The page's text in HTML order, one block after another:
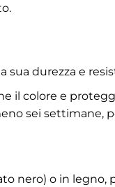
durezza e
il colore e
sei settimane,
nero) o in legno,